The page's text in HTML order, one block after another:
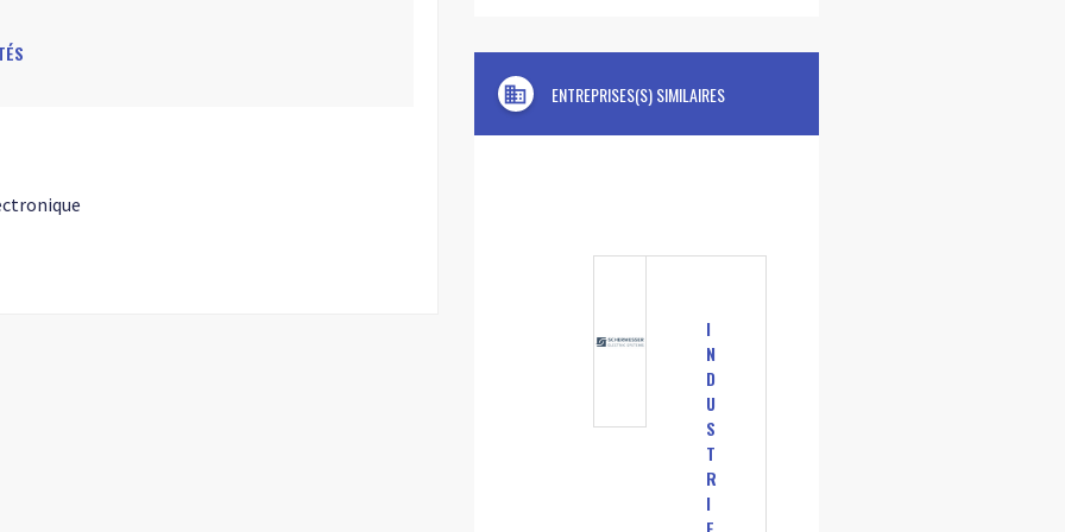
domain ENTREPRISES(S) SIMILAIRES
I
N
D
U
S
T
R
I